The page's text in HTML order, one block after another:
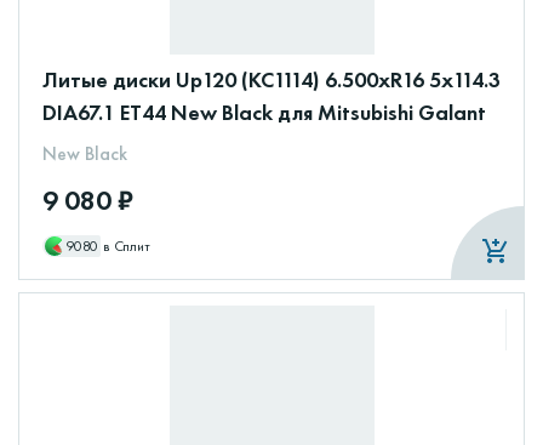
Литые диски Up120 (КС1114) 6.500xR16 5x114.3
DIA67.1 ET44 New Black для Mitsubishi Galant
New Black
9 080 ₽
9080 в Сплит